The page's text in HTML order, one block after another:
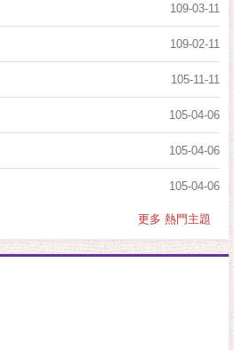
109-03-11
109-02-11
105-11-11
105-04-06
105-04-06
105-04-06
更多 熱門主題